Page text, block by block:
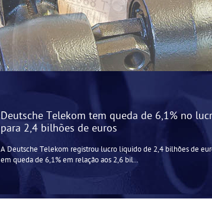
Deutsche Telekom tem queda de 6,1% no
para 2,4 bilhões de euros
A Deutsche Telekom registrou lucro líquido de 2,4 bilhões de
em queda de 6,1% em relação aos 2,6 bil...